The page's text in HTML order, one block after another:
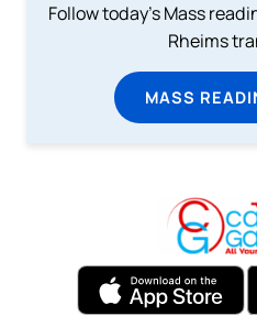
Follow today's Mass
Rheims
MASS